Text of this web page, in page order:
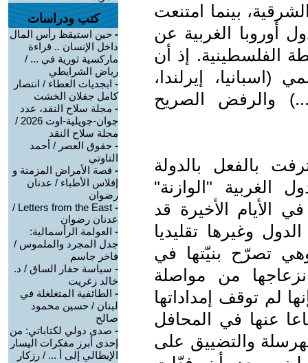
بينما امتنعت
أوروبا الغربية عن
الفلسطينية. إذ أن
(اسبانيا، إيرلندا،
والرفض الصريح
بالفعل بالدولة
الغربية "الوازنة"
الأيام الأخيرة قد
وغيرها تقليديا
تصرّح بنيّتها في
من مواصلة
لم توقف إمداداتها
عنها في المحافل
والتضييق على
كتب ودراسات
- حين استيقظ رأس المال
داخل الإنسان .. قراءة
ماركسية ثورية في ... /
رياض الشرايطي
- ابجديات العطاء / انتصار
كامل جفلان الخشت
- مجلة سلاح النقد، عدد
جوان-جويلية-اوت 2026 /
مجلة سلاح النقد
- حقوق العصر / أحمد
التاوتي
- قصة الأمراض المزمنة و
إفلاس الأطباء / عدنان
رضوان
-
Letters from the East /
عدنان رضوان
- العولمة الرأسمالية:
جدل المجرد والملموس /
فاخر جاسم
- سياسة حفار الساق / د.
خالد زغريت
- الطائفية المتغلغلة في
لبنان / حسين محمود
صالح
- صدى دولي لكتاباتي: من
إحدى أبرز مفكرات اليسار
الإيطالي إلى أ ... / رزكار